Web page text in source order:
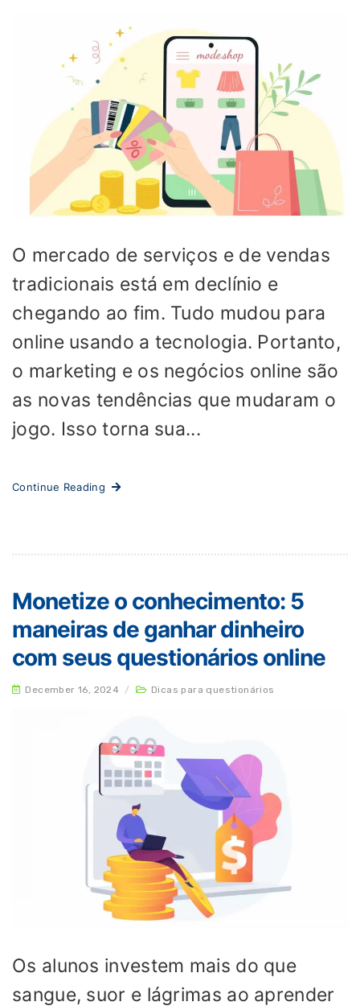
O mercado de serviços e de vendas
tradicionais está em declínio e
chegando ao fim. Tudo mudou para
online usando a tecnologia. Portanto,
o marketing e os negócios online são
as novas tendências que mudaram o
jogo. Isso torna sua...
Continue Reading
Monetize o conhecimento: 5
maneiras de ganhar dinheiro
com seus questionários online
December 16, 2024 / Dicas para questionários
Os alunos investem mais do que
sangue, suor e lágrimas ao aprender